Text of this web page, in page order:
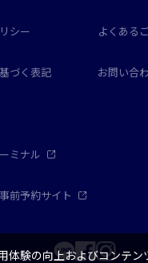
シー よくある
づく表記 お問い合
ミナル
前予約サイト
体験の向上およびコンテン